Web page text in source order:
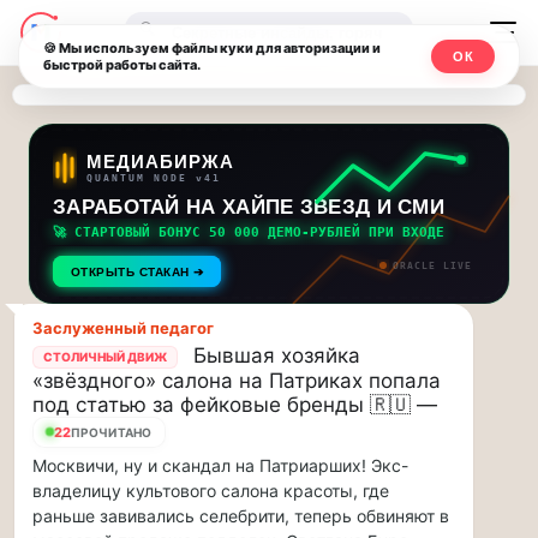
Последние
новости
и
обновления
потока:
Друзья,
приглашаем
на
музыкальную
прогулку
по
Москве
Чайковского!…
приглашаем
на
музыкальную
Москвичи.net
—
Главный
столичный
чат-
мессенджер,
новости
и
инсайды
Москвы
🔍
МЕДИАБИРЖА
QUANTUM NODE v41
ЗАРАБОТАЙ НА ХАЙПЕ ЗВЕЗД И СМИ
🚀 СТАРТОВЫЙ БОНУС 50 000 ДЕМО-РУБЛЕЙ ПРИ ВХОДЕ
ОТКРЫТЬ СТАКАН ➔ ORACLE LIVE
Заслуженный педагог
СТОЛИЧНЫЙ ДВИЖ
Бывшая хозяйка
«звёздного» салона на Патриках попала
под статью за фейковые бренды 🇷🇺 —
22ПРОЧИТАНО
Москвичи, ну и скандал на Патриарших! Экс-
владелицу культового салона красоты, где
раньше завивались селебрити, теперь обвиняют в
🍪 Мы используем файлы куки для авторизации и
быстрой работы сайта.
ОК